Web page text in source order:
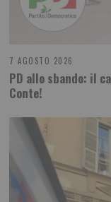
7 AGOSTO 2026
PD allo sbando: il
Conte!